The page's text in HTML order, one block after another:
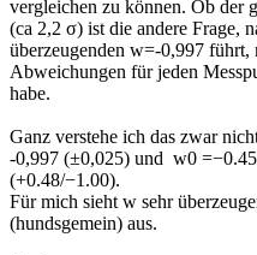
vergleichen zu können. Ob der
(ca 2,2 σ) ist die andere Frage,
überzeugenden w=-0,997 führt,
Abweichungen für jeden
habe.
Ganz verstehe ich das zwar
-0,997 (±0,025) und w0
(+0.48/−1.00).
Für mich sieht w sehr
(hundsgemein) aus.